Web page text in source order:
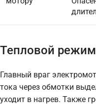
Тепловой
Главный враг
тока через обмотки
уходит в нагрев. Также